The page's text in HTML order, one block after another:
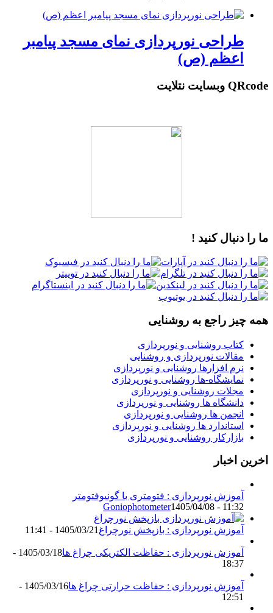
طراحی نورپردازی نمای مسجد پیامبر
اعظم (ص)
QRcode وبسایت نتلایت
ما را دنبال کنید !
همه چیز راجع به روشنایی
کتاب روشنایی و نورپردازی
مقالات نورپردازی و روشنایی
نرم افزارها روشنایی و نورپردازی
نمایشگاه-ها روشنایی و نورپردازی
مجلات روشنایی و نورپردازی
دانشگاه ها روشنایی و نورپردازی
انجمن ها روشنایی و نورپردازی
استاندارد ها روشنایی و نورپردازی
بازارکار روشنایی و نورپردازی
اخرین اخبار
آموزش نورپردازی : فتومتری با گونیوفتومتر
Goniophotometer1405/04/08 - 11:32
آموزش نورپردازی : بازپخش نورچراغ 1405/03/21 - 11:41
آموزش نورپردازی : حفاظت الکتریکی چراغ ها
1405/03/18 -
18:37
آموزش نورپردازی : حفاظت حرارتی چراغ ها
1405/03/16 -
12:51